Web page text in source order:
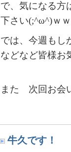
で、気になる方
下さい(;^ω^)ｗ
では、今週もし
などなど皆様お
また 次回お会
牛久です！